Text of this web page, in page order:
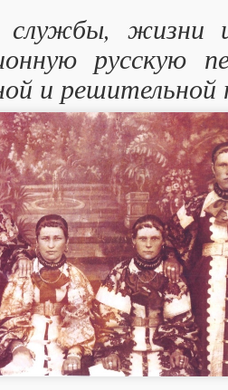
службы, жизни
русскую
и решительной